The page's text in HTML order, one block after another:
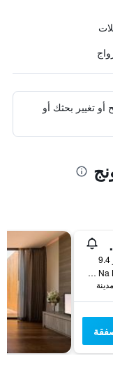
تغيير بحثك أو
456, 777, 777/1 M.6 Na Kluea, باتايا, تايلاند